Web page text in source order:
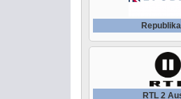
RTL 2